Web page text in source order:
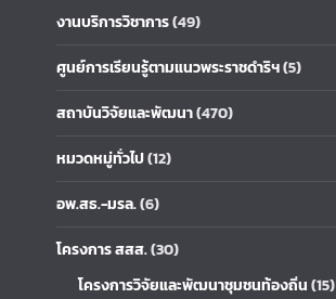
งานบริการวิชาการ(49)
ศูนย์การเรียนรู้ตามแนวพระราชดำริฯ(5)
สถาบันวิจัยและพัฒนา(470)
หมวดหมู่ทั่วไป(12)
อพ.สธ.-มรล.(6)
โครงการ สสส.(30)
โครงการวิจัยและพัฒนาชุมชนท้องถิ่น(15)